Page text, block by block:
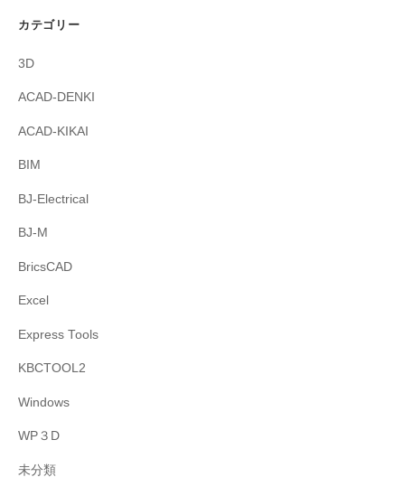
カテゴリー
3D
ACAD-DENKI
ACAD-KIKAI
BIM
BJ-Electrical
BJ-M
BricsCAD
Excel
Express Tools
KBCTOOL2
Windows
WP３D
未分類